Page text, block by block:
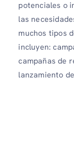
potenciales o
las
muchos tipos
incluyen:
campañas de
lanzamiento